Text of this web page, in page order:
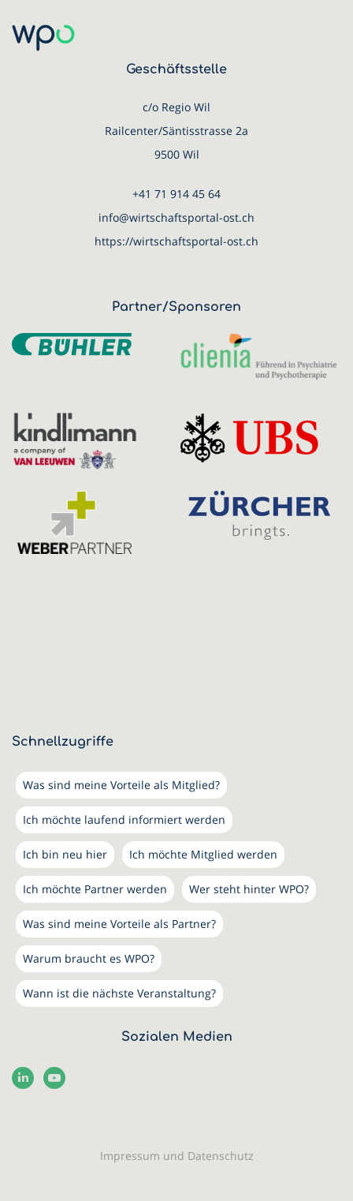
Geschäftsstelle
c/o Regio Wil
Railcenter/Säntisstrasse 2a
9500 Wil
+41 71 914 45 64
info@wirtschaftsportal-ost.ch
https://wirtschaftsportal-ost.ch
Partner/Sponsoren
Schnellzugriffe
Was sind meine Vorteile als Mitglied?
Ich möchte laufend informiert werden
Ich bin neu hier Ich möchte Mitglied werden
Ich möchte Partner werden Wer steht hinter WPO?
Was sind meine Vorteile als Partner?
Warum braucht es WPO?
Wann ist die nächste Veranstaltung?
Sozialen Medien
Impressum und Datenschutz